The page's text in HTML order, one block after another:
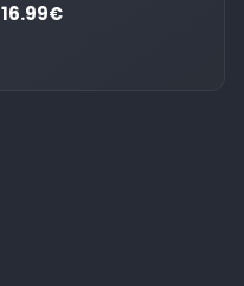
16.99€